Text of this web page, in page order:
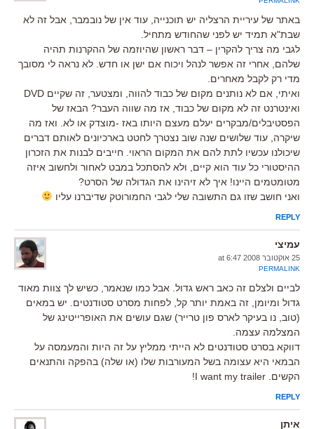
באתר של עיריית הרצליה יש תוכנייה, עוד אין של נובמבר, אבל זה לא
שבת"א תמיד יש לפני שהחודש מתחיל.
לגבי מה צריך להקרין – דבר ראשון שהיוזמה של ההקרנות תהיה
שלהם, אחרי זה אפשר לנהל ויכוח אם ישן או חדש. לא נראה לי מסובך
מדי רק לקבל מאחרים.
ואיתי, אם לא נותנים מקום של כבוד להווה, ומצטער, זה שקיים DVD
ואינטרנט זה לא מקום של כבוד, אז מה שווה העבר? הבאז של
הפסטיבלים/מבקרים יעלם מעצם היותו באז -מוצדק או לא. ואז מה
שיקרה, עוד שלושים שנה שוב נצטרך לחטט בארכיונים לאותם דברים
שיכולנו עכשיו לתת להם את המקום הראוי. חייבים לבנות את הזכרון
ההיסטורי כל עוד הוא קיים, ולא להסתכל במבט לאחור ולחשוב איזה
מטומטמים היינו! איך לא זיהינו את הגדולה של הסרט?
ואני חושב שזו גם התשובה שלי לגבי החמורוטק שדיברנו עליו
REPLY
עמיצי
25 אוקטובר 2008 at 6:47
PERMALINK
לביים ולצלם זה כאב ראש גדול. אבל כמו שנאמר, כשיש לך צוות מאוד
גדול ומיומן, זה באמת יותר קל, לפחות מסרט סטודנטים. יש במאים
(טוב, נו בעיקר לארס פון טרייר) שגם עושים את האופרייטינג של
המצלמה עצמה.
דווקא בסרט סטודנטים לא הייתי ממליץ על זה היות והמעמסה על
הבמאי היא עצומה בשל המעורבות שלו (או שלה) בהפקה והתנאים
הקשים. I want my trailer!
REPLY
איתן